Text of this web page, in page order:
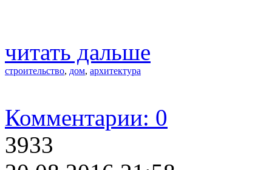
читать дальше
строительство, дом, архитектура
Комментарии: 0
3933